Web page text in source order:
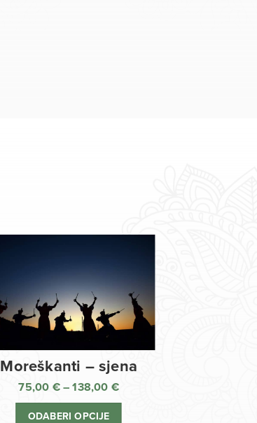
Moreškanti – sjena
75,00 € – 138,00 €Raspon
cijena:
ODABERI OPCIJE